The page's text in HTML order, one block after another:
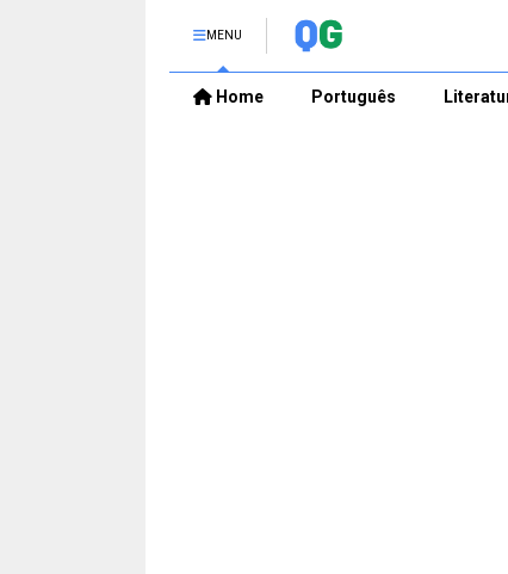
MENU
Home Português